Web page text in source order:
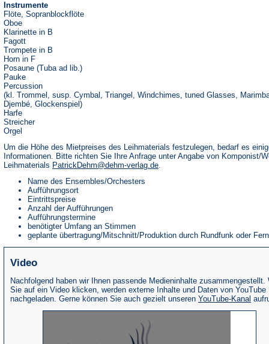
Instrumente
Flöte, Sopranblockflöte
Oboe
Klarinette in B
Fagott
Trompete in B
Horn in F
Posaune (Tuba ad lib.)
Pauke
Percussion
(kl. Trommel, susp. Cymbal, Triangel, Windchimes, tuned Glasses,
Djembé, Glockenspiel)
Harfe
Streicher
Orgel
Um die Höhe des Mietpreises des Leihmaterials festzulegen, bedarf es
Informationen. Bitte richten Sie Ihre Anfrage unter Angabe von Komponist/
Leihmaterials PatrickDehm@dehm-verlag.de.
Name des Ensembles/Orchesters
Aufführungsort
Eintrittspreise
Anzahl der Aufführungen
Aufführungstermine
benötigter Umfang an Stimmen
geplante übertragung/Mitschnitt/Produktion durch Rundfunk oder
Video
Nachfolgend haben wir Ihnen passende Medieninhalte zusammengestellt.
Sie auf ein Video klicken, werden externe Inhalte und Daten von YouTube
nachgeladen. Gerne können Sie auch gezielt unseren YouTube-Kanal